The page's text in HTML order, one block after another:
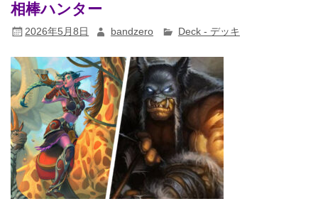
相棒ハンター
2026年5月8日 bandzero Deck - デッキ